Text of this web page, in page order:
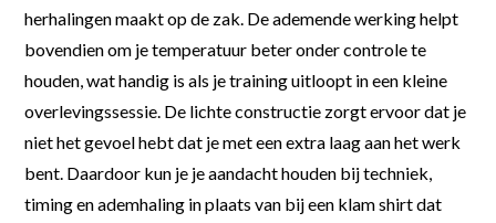
herhalingen maakt op de zak. De ademende werking helpt
bovendien om je temperatuur beter onder controle te
houden, wat handig is als je training uitloopt in een kleine
overlevingssessie. De lichte constructie zorgt ervoor dat je
niet het gevoel hebt dat je met een extra laag aan het werk
bent. Daardoor kun je je aandacht houden bij techniek,
timing en ademhaling in plaats van bij een klam shirt dat